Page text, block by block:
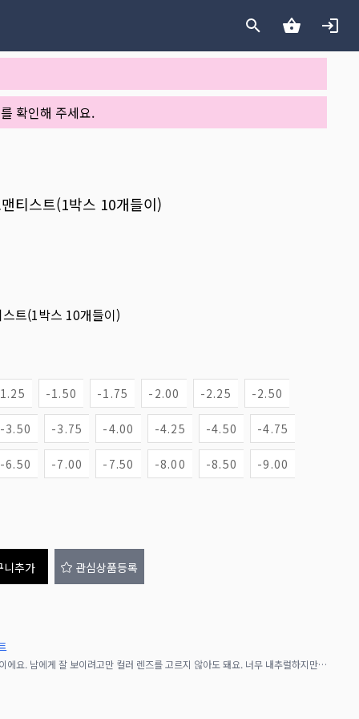
확인해 주세요.
티스트(1박스 10개들이)
트(1박스 10개들이)
-1.50 -1.75 -2.00 -2.25 -2.50
-3.50 -3.75 -4.00 -4.25 -4.50 -4.75
-6.50 -7.00 -7.50 -8.00 -8.50 -9.00
니추가 관심상품등록
【아자토사】란 자기 자신을 긍정하는 강함이에요. 남에게 잘 보이려고만 컬러 렌즈를 고르지 않아도 돼요. 너무 내추럴하지만은 않은, 나만의 의지가 담긴 렌즈로 특별한 매일을 더 욕심